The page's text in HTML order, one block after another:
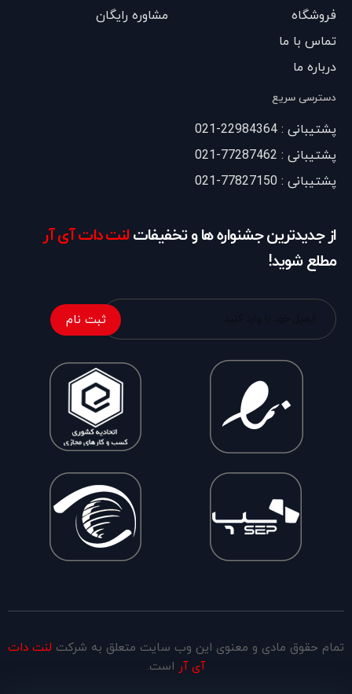
فروشگاه
تماس با ما
درباره ما
مشاوره رایگان
دسترسی سریع
پشتیبانی : 22984364-021
پشتیبانی : 77287462-021
پشتیبانی : 77827150-021
از جدیدترین جشنواره ها و تخفیفاتلنت دات آی آر
مطلع شوید!
ثبت نام
تمام حقوق مادی و معنوی این وب سایت متعلق به شرکت لنت دات
آی آر است.